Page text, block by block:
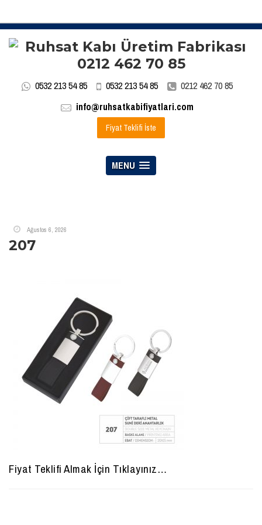
0532 213 54 85 0532 213 54 85
0212 462 70 85
info@ruhsatkabifiyatlari.com
Fiyat Teklifi İste
MENU
Ağustos 6, 2026
207
Fiyat Teklifi Almak İçin Tıklayınız…